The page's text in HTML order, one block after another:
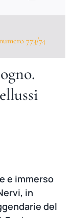
773/74
e immerso
in
del